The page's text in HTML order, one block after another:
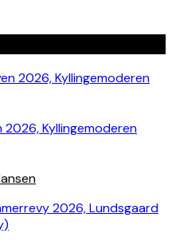
2026, Kyllingemoderen